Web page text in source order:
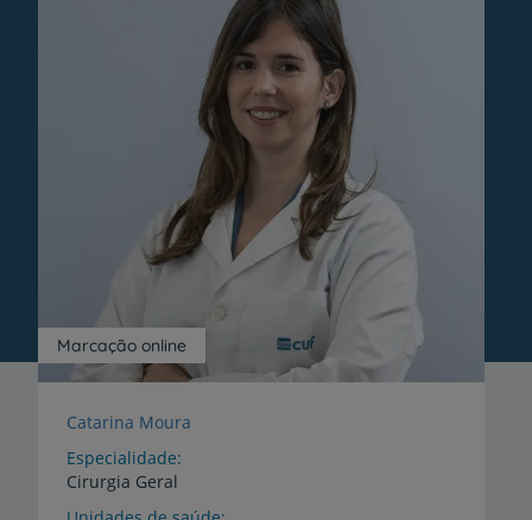
Marcação online
Catarina Moura
Especialidade
Cirurgia Geral